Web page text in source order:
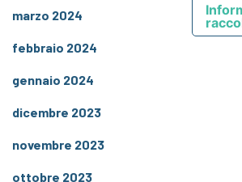
marzo 2024
febbraio 2024
gennaio 2024
dicembre 2023
novembre 2023
ottobre 2023